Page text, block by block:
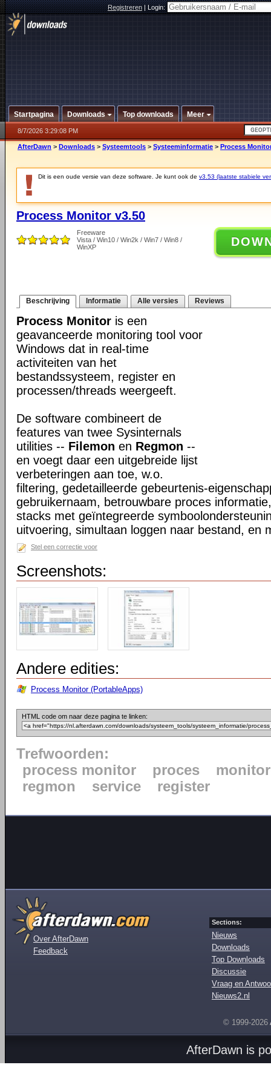
Registreren|Login:
Startpagina Downloads Top downloads Meer
8/7/2026 3:29:08 PM
AfterDawn > Downloads > Systeemtools > Systeeminformatie > Process
Dit is een oude versie van deze software. Je kunt ook de v3.53 (laatste stabiele
Process Monitor v3.50
Freeware
Vista / Win10 / Win2k / Win7 / Win8 /
WinXP
Beschrijving Informatie Alle versies Reviews
Process Monitor is een
geavanceerde monitoring tool voor
Windows dat in real-time
activiteiten van het
bestandssysteem, register en
processen/threads weergeeft.
De software combineert de
features van twee Sysinternals
utilities -- Filemon en Regmon --
en voegt daar een uitgebreide lijst
verbeteringen aan toe, w.o.
filtering, gedetailleerde gebeurtenis-
gebruikernaam, betrouwbare proces
stacks met geïntegreerde
uitvoering, simultaan loggen naar bestand, en
Stel een correctie voor
Screenshots:
Andere edities:
Process Monitor (PortableApps)
HTML code om naar deze pagina te linken:
Trefwoorden:
process monitor
proces
regmon
service register
Over AfterDawn
Feedback
Sections:
Nieuws
Downloads
Top Downloads
Discussie
Vraag en
Nieuws2.nl
© 1999-2026
AfterDawn is